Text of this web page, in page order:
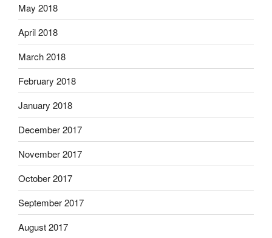
May 2018
April 2018
March 2018
February 2018
January 2018
December 2017
November 2017
October 2017
September 2017
August 2017